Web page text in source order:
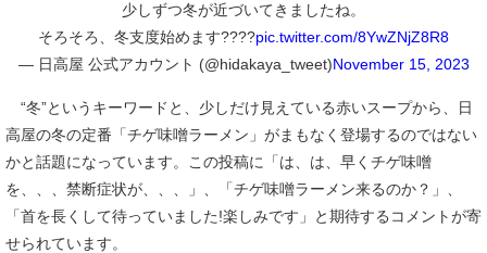
少しずつ冬が近づいてきましたね。
そろそろ、冬支度始めます????pic.twitter.com/8YwZNjZ8R8
— 日高屋 公式アカウント (@hidakaya_tweet)November 15, 2023
“冬”というキーワードと、少しだけ見えている赤いスープから、日
高屋の冬の定番「チゲ味噌ラーメン」がまもなく登場するのではない
かと話題になっています。この投稿に「は、は、早くチゲ味噌
を、、、禁断症状が、、、」、「チゲ味噌ラーメン来るのか？」、
「首を長くして待っていました!楽しみです」と期待するコメントが寄
せられています。